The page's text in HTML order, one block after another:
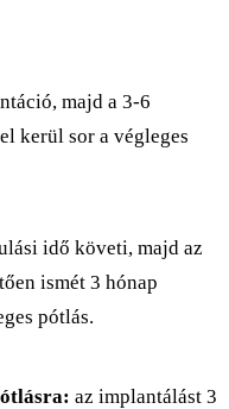
majd a 3-6
kerül sor a végleges
idő követi, majd az
ismét 3 hónap
pótlás.
az implantálást 3